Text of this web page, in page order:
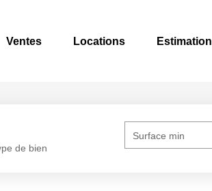
Ventes Locations Estimation
de bien
Surface min